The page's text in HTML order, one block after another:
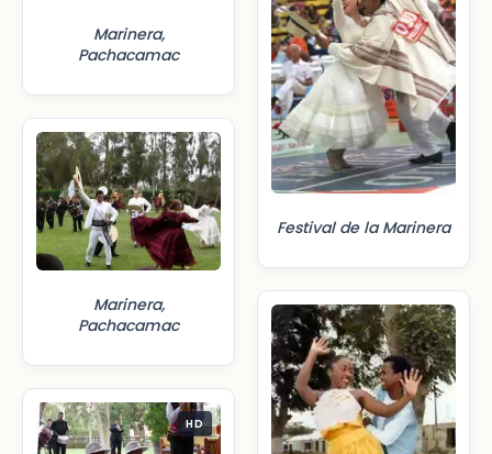
Marinera,
Pachacamac
Marinera,
Pachacamac
HD
Festival de la Marinera